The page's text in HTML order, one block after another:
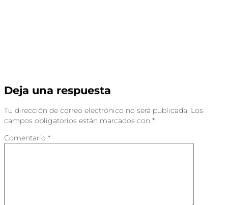
Deja una respuesta
Tu dirección de correo electrónico no será publicada. Los
campos obligatorios están marcados con *
Comentario *